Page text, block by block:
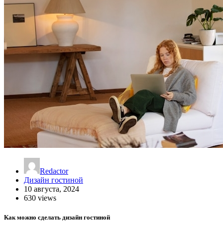
Redactor
Дизайн гостиной
10 августа, 2024
630 views
Как можно сделать дизайн гостиной